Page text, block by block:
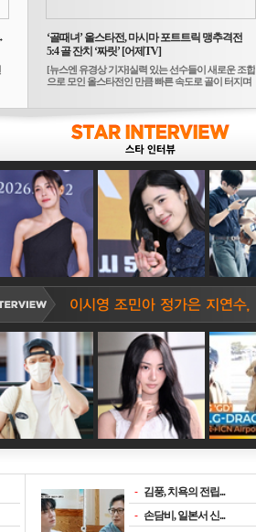
‘골때녀’ 올스타전, 마시마 포트트릭 맹추격전
5:4 골 잔치 ‘짜릿’ [어제TV]
[뉴스엔 유경상 기자]실력 있는 선수들이 새로운 조합
으로 모인 올스타전인 만큼 빠른 속도로 골이 터지며
- 김풍, 치욕의 전립...
- 손담비, 일본서 신...